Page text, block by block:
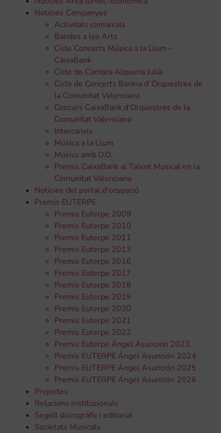
Notícies Campanyes
Activitats comarcals
Bandes a les Arts
Cicle Concerts Música a la Llum –
CaixaBank
Cicle de Cambra Alqueria Julià
Cicle de Concerts Bankia d´Orquestres de
la Comunitat Valenciana
Concurs CaixaBank d'Orquestres de la
Comunitat Valenciana
Intercanvis
Música a la Llum
Músics amb D.O.
Premis CaixaBank al Talent Musical en la
Comunitat Valenciana
Noticies del portal d'ocupació
Premis EUTERPE
Premis Euterpe 2009
Premis Euterpe 2010
Premis Euterpe 2011
Premis Euterpe 2013
Premis Euterpe 2016
Premis Euterpe 2017
Premis Euterpe 2018
Premis Euterpe 2019
Premis Euterpe 2020
Premis Euterpe 2021
Premis Euterpe 2022
Premis Euterpe Ángel Asunción 2023
Premis EUTERPE Ángel Asunción 2024
Premis EUTERPE Ángel Asunción 2025
Premis EUTERPE Ángel Asunción 2026
Projectes
Relacions institucionals
Segell discogràfic i editorial
Societats Musicals